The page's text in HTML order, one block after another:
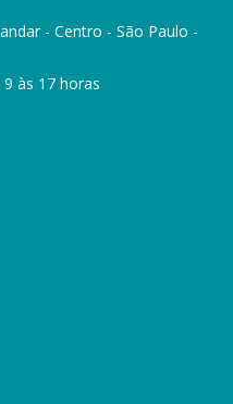
- Centro - São Paulo -
às 17 horas